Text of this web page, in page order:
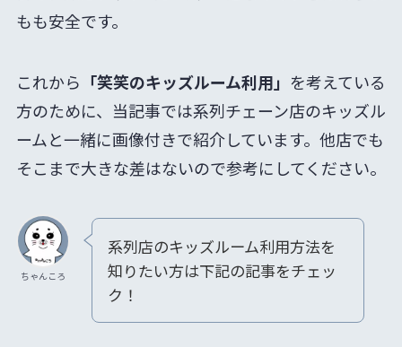
もも安全です。
これから 「笑笑のキッズルーム利用」 を考えている
方のために、当記事では系列チェーン店のキッズル
ームと一緒に画像付きで紹介しています。他店でも
そこまで大きな差はないので参考にしてください。
ちゃんころ
系列店のキッズルーム利用方法を
知りたい方は下記の記事をチェッ
ク！